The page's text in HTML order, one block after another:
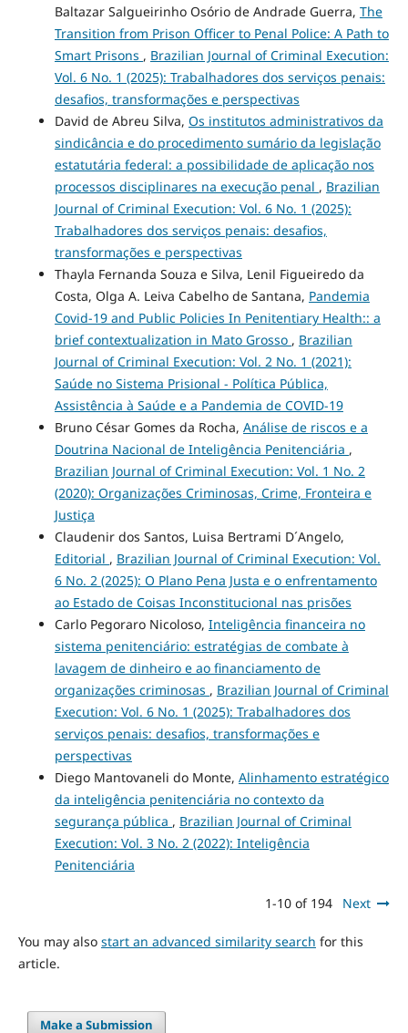
Baltazar Salgueirinho Osório de Andrade Guerra, The
Transition from Prison Officer to Penal Police: A Path to
Smart Prisons , Brazilian Journal of Criminal Execution:
Vol. 6 No. 1 (2025): Trabalhadores dos serviços penais:
desafios, transformações e perspectivas
David de Abreu Silva, Os institutos administrativos da
sindicância e do procedimento sumário da legislação
estatutária federal: a possibilidade de aplicação nos
processos disciplinares na execução penal , Brazilian
Journal of Criminal Execution: Vol. 6 No. 1 (2025):
Trabalhadores dos serviços penais: desafios,
transformações e perspectivas
Thayla Fernanda Souza e Silva, Lenil Figueiredo da
Costa, Olga A. Leiva Cabelho de Santana, Pandemia
Covid-19 and Public Policies In Penitentiary Health:: a
brief contextualization in Mato Grosso , Brazilian
Journal of Criminal Execution: Vol. 2 No. 1 (2021):
Saúde no Sistema Prisional - Política Pública,
Assistência à Saúde e a Pandemia de COVID-19
Bruno César Gomes da Rocha, Análise de riscos e a
Doutrina Nacional de Inteligência Penitenciária ,
Brazilian Journal of Criminal Execution: Vol. 1 No. 2
(2020): Organizações Criminosas, Crime, Fronteira e
Justiça
Claudenir dos Santos, Luisa Bertrami D´Angelo,
Editorial , Brazilian Journal of Criminal Execution: Vol.
6 No. 2 (2025): O Plano Pena Justa e o enfrentamento
ao Estado de Coisas Inconstitucional nas prisões
Carlo Pegoraro Nicoloso, Inteligência financeira no
sistema penitenciário: estratégias de combate à
lavagem de dinheiro e ao financiamento de
organizações criminosas , Brazilian Journal of Criminal
Execution: Vol. 6 No. 1 (2025): Trabalhadores dos
serviços penais: desafios, transformações e
perspectivas
Diego Mantovaneli do Monte, Alinhamento estratégico
da inteligência penitenciária no contexto da
segurança pública , Brazilian Journal of Criminal
Execution: Vol. 3 No. 2 (2022): Inteligência
Penitenciária
1-10 of 194 Next
You may also start an advanced similarity search for this
article.
Make a Submission